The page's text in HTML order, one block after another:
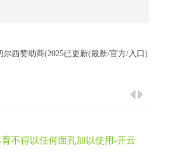
西赞助商(2025已更新(最新/官方/入口)
不得以任何面孔加以使用-开云